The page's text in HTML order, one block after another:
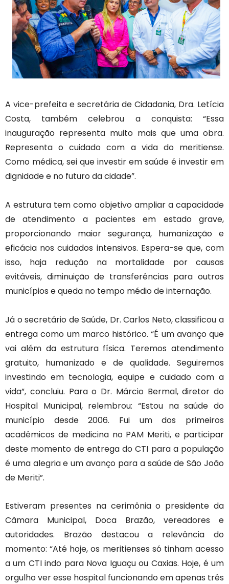
A vice-prefeita e secretária de Cidadania, Dra. Letícia
Costa, também celebrou a conquista: “Essa
inauguração representa muito mais que uma obra.
Representa o cuidado com a vida do meritiense.
Como médica, sei que investir em saúde é investir em
dignidade e no futuro da cidade”.
A estrutura tem como objetivo ampliar a capacidade
de atendimento a pacientes em estado grave,
proporcionando maior segurança, humanização e
eficácia nos cuidados intensivos. Espera-se que, com
isso, haja redução na mortalidade por causas
evitáveis, diminuição de transferências para outros
municípios e queda no tempo médio de internação.
Já o secretário de Saúde, Dr. Carlos Neto, classificou a
entrega como um marco histórico. “É um avanço que
vai além da estrutura física. Teremos atendimento
gratuito, humanizado e de qualidade. Seguiremos
investindo em tecnologia, equipe e cuidado com a
vida”, concluiu. Para o Dr. Márcio Bermal, diretor do
Hospital Municipal, relembrou: “Estou na saúde do
município desde 2006. Fui um dos primeiros
acadêmicos de medicina no PAM Meriti, e participar
deste momento de entrega do CTI para a população
é uma alegria e um avanço para a saúde de São João
de Meriti”.
Estiveram presentes na cerimônia o presidente da
Câmara Municipal, Doca Brazão, vereadores e
autoridades. Brazão destacou a relevância do
momento: “Até hoje, os meritienses só tinham acesso
a um CTI indo para Nova Iguaçu ou Caxias. Hoje, é um
orgulho ver esse hospital funcionando em apenas três